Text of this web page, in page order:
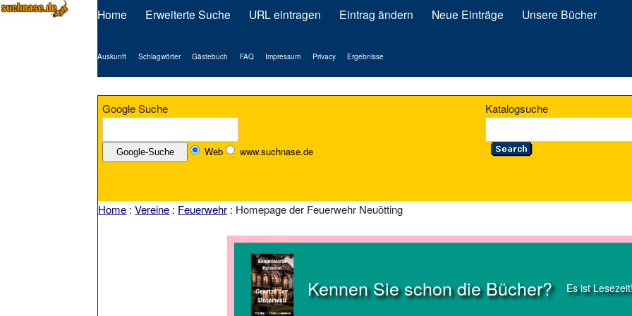
Home Erweiterte Suche URL eintragen Eintrag ändern Neue Einträge Unsere Bücher
Auskunft Schlagwörter Gästebuch FAQ Impressum Privacy Ergebnisse
Google Suche
Web www.suchnase.de
Katalogsuche
Home :Vereine : Feuerwehr : Homepage der Feuerwehr Neuötting
Kennen Sie schon die Bücher? Es ist